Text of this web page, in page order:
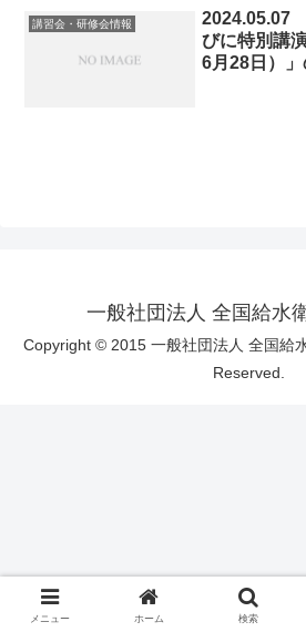
講習会・研修会情報
2024.05.07
びに特別講
6月28日）
一般社団法人 全国給水
Copyright © 2015 一般社団法人 全国給
Reserved.
メニュー ホーム 検索